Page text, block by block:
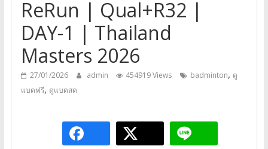
ReRun | Qual+R32 |
DAY-1 | Thailand
Masters 2026
27/01/2026 admin 454919 Views badminton, ดู
แบดฟรี, ดูแบดสด